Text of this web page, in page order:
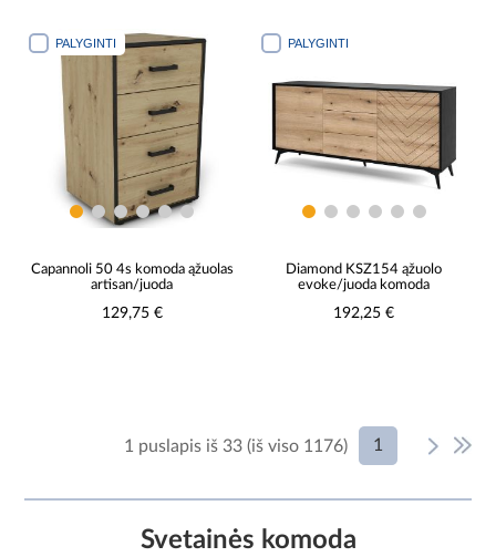
PALYGINTI
Capannoli 50 4s komoda ąžuolas
artisan/juoda
129,75 €
PALYGINTI
Diamond KSZ154 ąžuolo
evoke/juoda komoda
192,25 €
1 puslapis iš 33 (iš viso 1176) 1
Svetainės komoda